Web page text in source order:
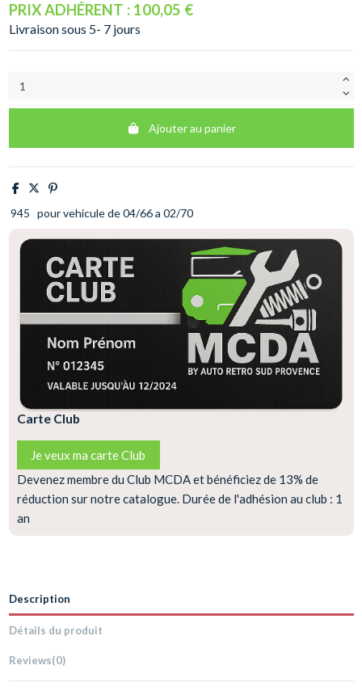
PRIX ADHÉRENT : 100,05 €
Livraison sous 5- 7 jours
Ajouter au panier
945 pour vehicule de 04/66 a 02/70
Carte Club
Je veux ma carte Club
Devenez membre du Club MCDA et bénéficiez de 13% de
réduction sur notre catalogue. Durée de l'adhésion au club : 1
an
Description
Détails du produit
Reviews(0)